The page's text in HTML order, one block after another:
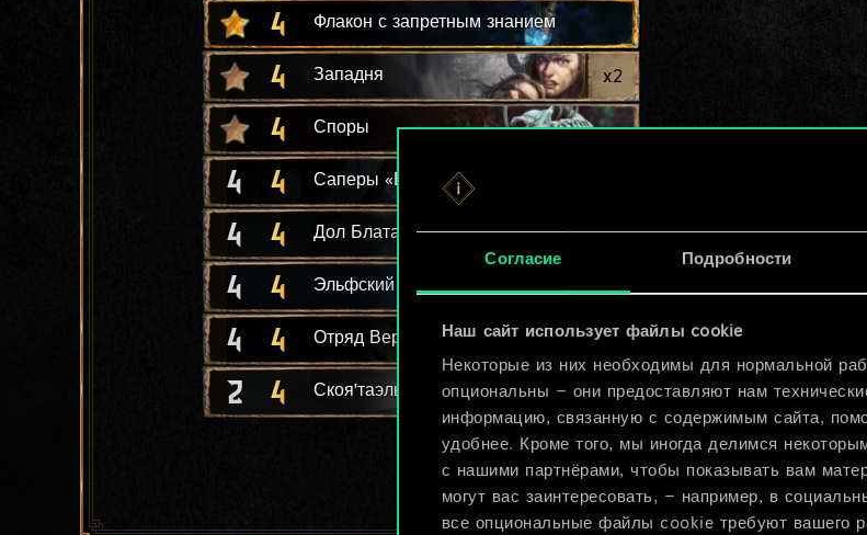
Согласие Подробности
Наш сайт использует файлы cookie
Некоторые из них необходимы для нормальной
опциональны — они предоставляют нам
информацию, связанную с содержимым сайта,
удобнее. Кроме того, мы иногда делимся
с нашими партнёрами, чтобы показывать вам
могут вас заинтересовать, — например, в
все опциональные файлы cookie требуют вашего
4 Флакон с запретным знанием
4 Западня x2
4 Споры
4 4 Саперы «Врихедд»
4 4 Дол Блатанна: стрелок x2
4 4 Эльфский мастер меча x2
4 4 Отряд Верноссиэль
2 4 Скоя'таэль-новичок